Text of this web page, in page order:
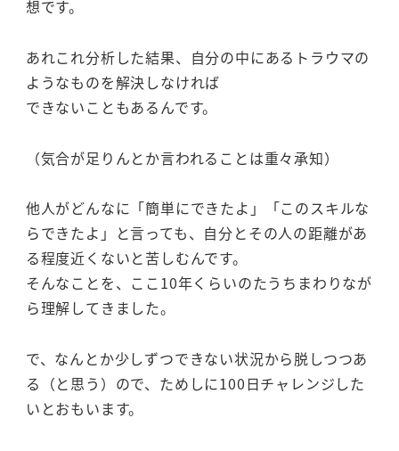
想です。
あれこれ分析した結果、自分の中にあるトラウマの
ようなものを解決しなければ
できないこともあるんです。
（気合が足りんとか言われることは重々承知）
他人がどんなに「簡単にできたよ」「このスキルな
らできたよ」と言っても、自分とその人の距離があ
る程度近くないと苦しむんです。
そんなことを、ここ10年くらいのたうちまわりなが
ら理解してきました。
で、なんとか少しずつできない状況から脱しつつあ
る（と思う）ので、ためしに100日チャレンジした
いとおもいます。